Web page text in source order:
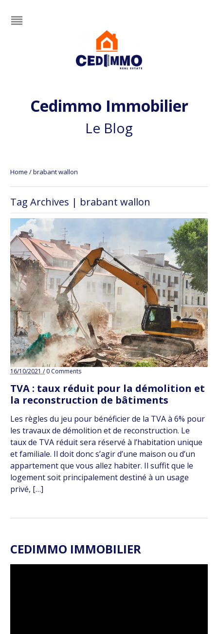
Cedimmo Immobilier
Le Blog
Home /brabant wallon
Tag Archives | brabant wallon
16/10/2021 / 0 Comments
TVA : taux réduit pour la démolition et
la reconstruction de bâtiments
Les règles du jeu pour bénéficier de la TVA à 6% pour
les travaux de démolition et de reconstruction. Le
taux de TVA réduit sera réservé à l’habitation unique
et familiale. Il doit donc s’agir d’une maison ou d’un
appartement que vous allez habiter. Il suffit que le
logement soit principalement destiné à un usage
privé, […]
CEDIMMO IMMOBILIER